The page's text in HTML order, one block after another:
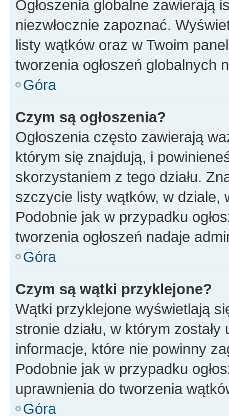
Ogłoszenia globalne zawierają
niezwłocznie zapoznać.
listy wątków oraz w Twoim
tworzenia ogłoszeń globalnych
Góra
Czym są ogłoszenia?
Ogłoszenia często zawierają
którym się znajdują, i
skorzystaniem z tego działu.
szczycie listy wątków, w dziale,
Podobnie jak w przypadku
tworzenia ogłoszeń nadaje
Góra
Czym są wątki przyklejone?
Wątki przyklejone wyświetlają
stronie działu, w którym
informacje, które nie powinny
Podobnie jak w przypadku
uprawnienia do tworzenia
Góra